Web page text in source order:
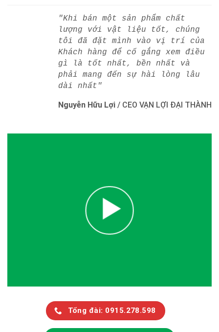
"Khi bán một sản phẩm chất
lượng với vật liệu tốt, chúng
tôi đã đặt mình vào vị trí của
Khách hàng để cố gắng xem điều
gì là tốt nhất, bền nhất và
phải mang đến sự hài lòng lâu
dài nhất"
Nguyễn Hữu Lợi / CEO VẠN LỢI ĐẠI THÀNH
Tổng đài: 0915.278.598